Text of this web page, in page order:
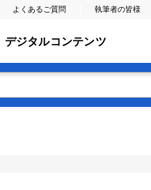
よくあるご質問 執筆者の皆様
デジタルコンテンツ